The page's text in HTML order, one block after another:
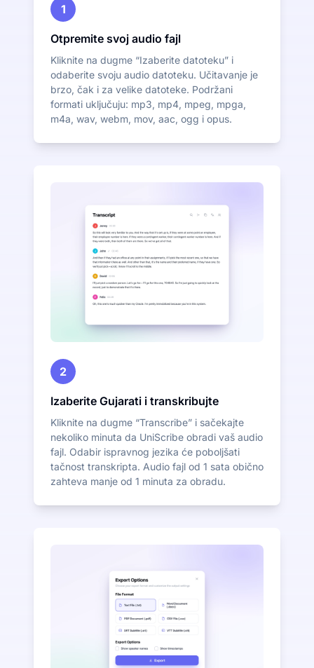
1
Otpremite svoj audio fajl
Kliknite na dugme “Izaberite datoteku” i
odaberite svoju audio datoteku. Učitavanje je
brzo, čak i za velike datoteke. Podržani
formati uključuju: mp3, mp4, mpeg, mpga,
m4a, wav, webm, mov, aac, ogg i opus.
2
Izaberite Gujarati i transkribujte
Kliknite na dugme “Transcribe” i sačekajte
nekoliko minuta da UniScribe obradi vaš audio
fajl. Odabir ispravnog jezika će poboljšati
tačnost transkripta. Audio fajl od 1 sata obično
zahteva manje od 1 minuta za obradu.